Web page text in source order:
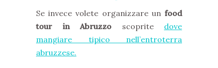
Se invece volete organizzare un food
tour in Abruzzo scoprite dove
mangiare tipico nell’entroterra
abruzzese.